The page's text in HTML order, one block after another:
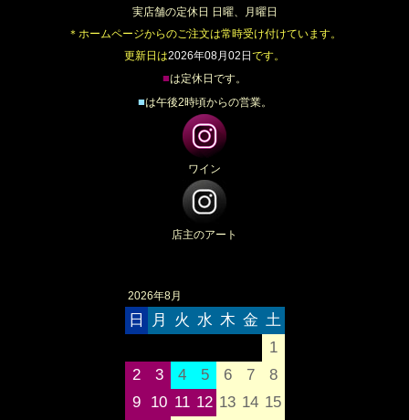
実店舗の定休日 日曜、月曜日
＊ホームページからのご注文は常時受け付けています。
更新日は2026年08月02日 です。
■は定休日です。
■は午後2時頃からの営業。
ワイン
店主のアート
2026年8月
日 月 火 水 木 金 土
1
2
3 4 5 6 7
8
9
10 11 12 13 14 15